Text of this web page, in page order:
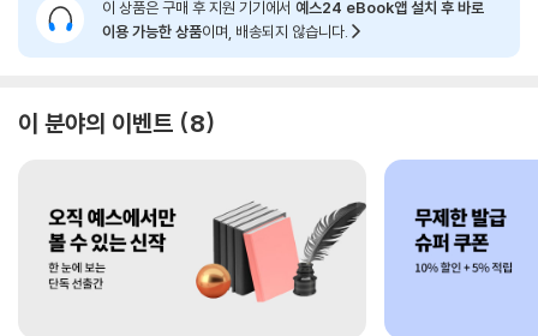
이 상품은 구매 후 지원 기기에서 예스24 eBook앱 설치 후 바로
이용 가능한 상품이며, 배송되지 않습니다.
이 분야의 이벤트 8